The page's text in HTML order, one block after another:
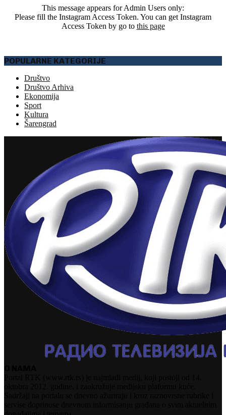
This message appears for Admin Users only:
Please fill the Instagram Access Token. You can get Instagram
Access Token by go to this page
POPULARNE KATEGORIJE
Društvo
Društvo Arhiva
Ekonomija
Sport
Kultura
Šarengrad